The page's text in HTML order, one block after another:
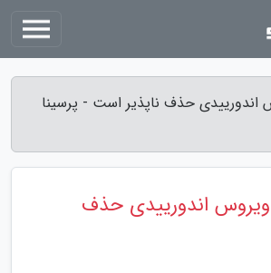
اندورییدی حذف ناپذیر است - پرسینا
اندورییدی حذف